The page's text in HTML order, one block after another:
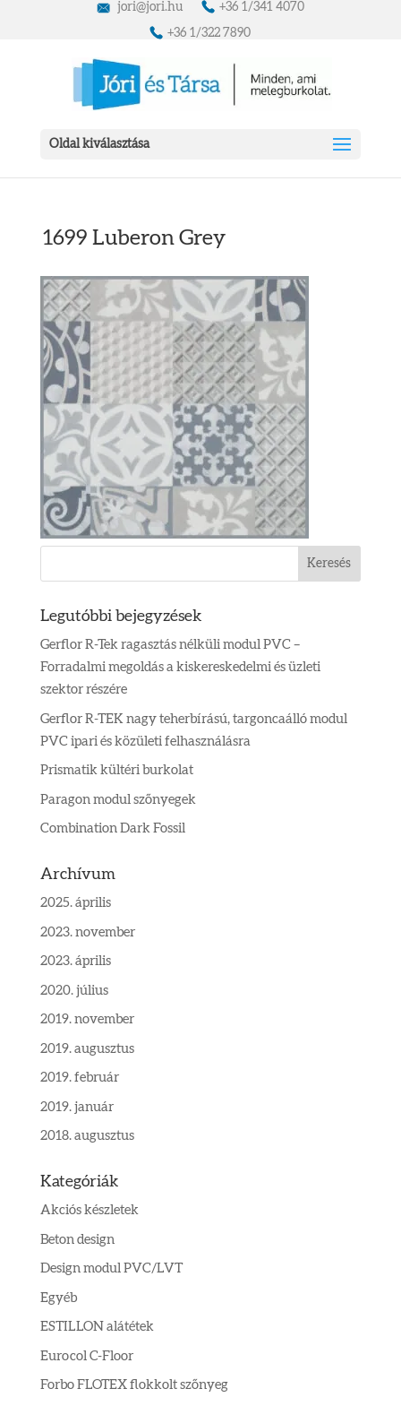
jori@jori.hu +36 1/341 4070
+36 1/322 7890
Oldal kiválasztása
1699 Luberon Grey
Legutóbbi bejegyzések
Gerflor R-Tek ragasztás nélküli modul PVC –
Forradalmi megoldás a kiskereskedelmi és üzleti
szektor részére
Gerflor R-TEK nagy teherbírású, targoncaálló modul
PVC ipari és közületi felhasználásra
Prismatik kültéri burkolat
Paragon modul szőnyegek
Combination Dark Fossil
Archívum
2025. április
2023. november
2023. április
2020. július
2019. november
2019. augusztus
2019. február
2019. január
2018. augusztus
Kategóriák
Akciós készletek
Beton design
Design modul PVC/LVT
Egyéb
ESTILLON alátétek
Eurocol C-Floor
Forbo FLOTEX flokkolt szőnyeg